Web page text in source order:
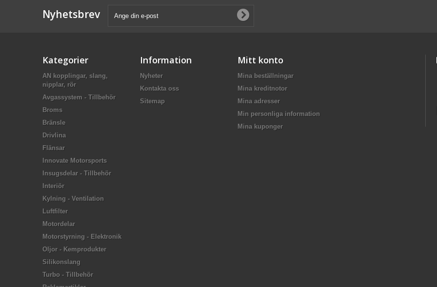
Nyhetsbrev
Kategorier
AN kopplingar, slang,
nipplar, rör
Avgassystem - Tillbehör
Broms
Bränsle
Drivlina
Flänsar
Innovate Motorsports
Insugsdelar - Tillbehör
Interiör
Kylning - Ventilation
Luftfilter
Motordelar
Motorstyrning - Elektronik
Oljor - Kemprodukter
Silikonslang
Turbo - Tillbehör
Information
Nyheter
Kontakta oss
Sitemap
Mitt konto
Mina beställningar
Mina kreditnotor
Mina adresser
Min personliga information
Mina kuponger